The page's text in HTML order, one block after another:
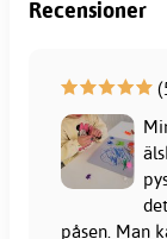
Recensioner
påsen. Man